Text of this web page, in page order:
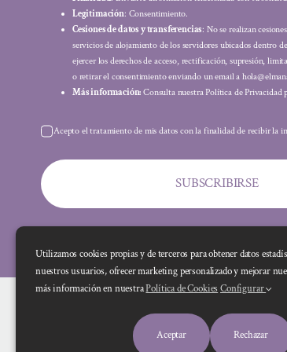
Legitimación: Consentimiento.
Cesiones de datos y transferencias: No se realizan
servicios de alojamiento de los servidores ubicados dentro
ejercer los derechos de acceso, rectificación, supresión,
o retirar el consentimiento enviando un email a
Más información: Consulta nuestra Política de Privacidad
Acepto el tratamiento de mis datos con la finalidad de recibir la
SUBSCRIBIRSE
Utilizamos cookies propias y de terceros para obtener datos
nuestros usuarios, ofrecer marketing personalizado y mejorar
más información en nuestraPolítica de Cookies Configurar
Aceptar Rechazar